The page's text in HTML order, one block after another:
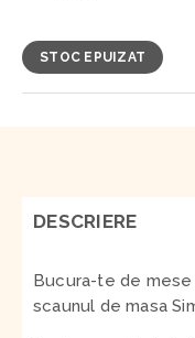
STOC EPUIZAT
DESCRIERE
Bucura-te de
scaunul de masa